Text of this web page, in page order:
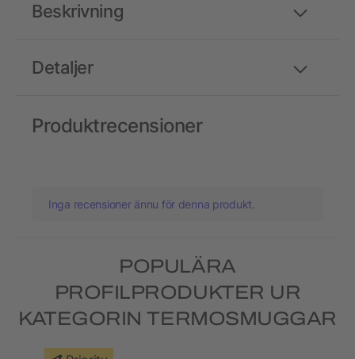
Detaljer
Beskrivning
Produktrecensioner
Inga recensioner ännu för denna produkt.
POPULÄRA
PROFILPRODUKTER UR
KATEGORIN TERMOSMUGGAR